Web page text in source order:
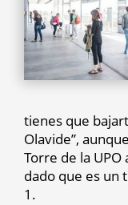
tienes que
Olavide”,
Torre de la UPO
dado que es un
1.